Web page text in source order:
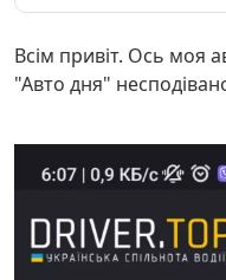
Всім привіт. Ось моя
"Авто дня"